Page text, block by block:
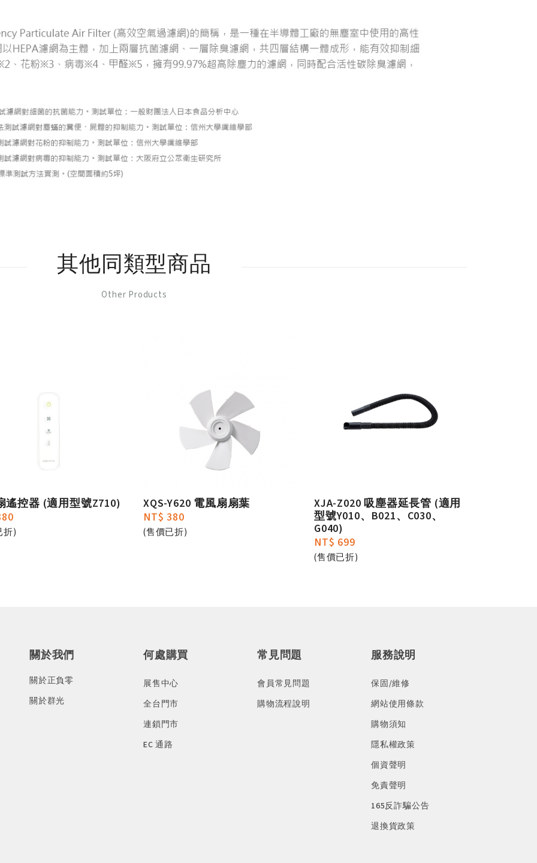
其他同類型商品
Other Products
遙控器 (適用型號Z710)
折)
XQS-Y620 電風扇扇葉
NT$ 380
(售價已折)
XJA-Z020 吸塵器延長管 (適用
型號Y010、B021、C030、
G040)
NT$ 699
(售價已折)
關於我們
關於正負零
關於群光
何處購買
展售中心
全台門市
連鎖門市
EC 通路
常見問題
會員常見問題
購物流程說明
服務說明
保固/維修
網站使用條款
購物須知
隱私權政策
個資聲明
免責聲明
165反詐騙公告
退換貨政策